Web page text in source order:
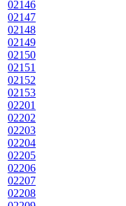
02146
02147
02148
02149
02150
02151
02152
02153
02201
02202
02203
02204
02205
02206
02207
02208